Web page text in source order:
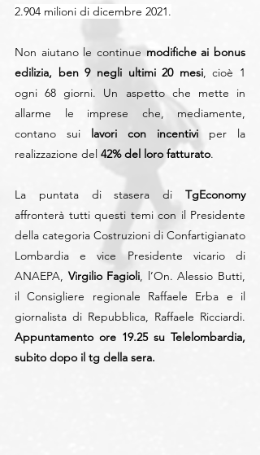
2.904 milioni di dicembre 2021.
Non aiutano le continue modifiche ai bonus
edilizia, ben 9 negli ultimi 20 mesi, cioè 1
ogni 68 giorni. Un aspetto che mette in
allarme le imprese che, mediamente,
contano sui
lavori con incentivi per la
realizzazione del 42% del loro fatturato.
La puntata di stasera di
TgEconomy
affronterà tutti questi temi con il Presidente
della categoria Costruzioni di Confartigianato
Lombardia e vice Presidente vicario di
ANAEPA, Virgilio Fagioli, l’On. Alessio Butti,
il Consigliere regionale Raffaele Erba e il
Appuntamento ore 19.25 su Telelombardia,
subito dopo il tg della sera.